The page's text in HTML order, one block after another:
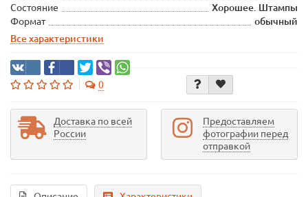
Состояние
Хорошее. Штампы
Формат
обычный
Все характеристики
0
Доставка по всей
России
Предоставляем
фотографии перед
отправкой